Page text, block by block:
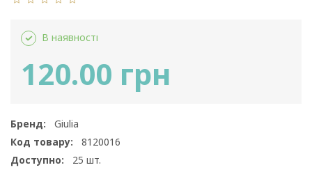
В наявності
120.00 грн
Бренд:
Giulia
Код товару:
8120016
Доступно:
25 шт.